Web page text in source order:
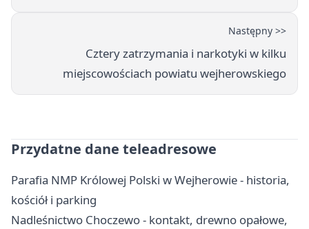
Następny >>
Cztery zatrzymania i narkotyki w kilku
miejscowościach powiatu wejherowskiego
Przydatne dane teleadresowe
Parafia NMP Królowej Polski w Wejherowie - historia,
kościół i parking
Nadleśnictwo Choczewo - kontakt, drewno opałowe,